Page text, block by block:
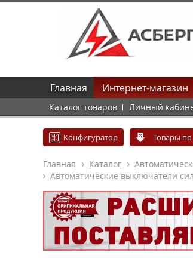
Главная Интернет-магазин
Каталог товаров Личный
Конфигуратор Товары
Главная Каталог
Автоматические выключатели